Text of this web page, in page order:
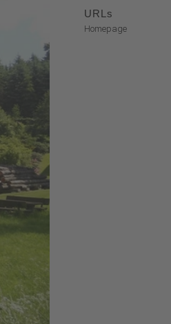
URLs
Homepage